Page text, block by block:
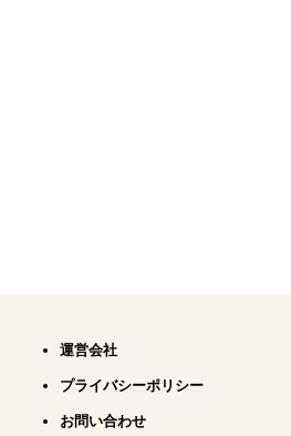
運営会社
プライバシーポリシー
お問い合わせ